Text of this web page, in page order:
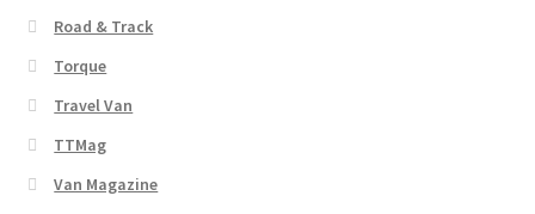
Road & Track
Torque
Travel Van
TTMag
Van Magazine